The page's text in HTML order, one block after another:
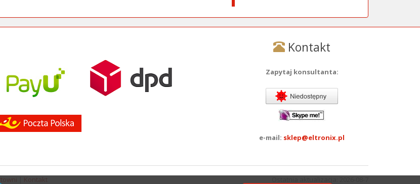
Kontakt
Zapytaj konsultanta:
e-mail: sklep@eltronix.pl
Kontakt